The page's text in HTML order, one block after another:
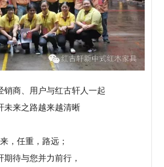
销商、用户与红古轩人一起
未来之路越来越清晰
，任重，路远；
期待与您并力前行，